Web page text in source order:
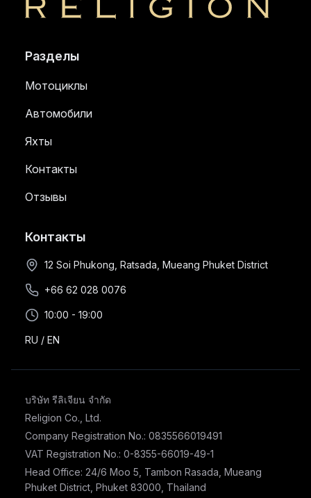
Religion
Разделы
Мотоциклы
Автомобили
Яхты
Контакты
Отзывы
Контакты
12 Soi Phukong, Ratsada, Mueang Phuket District
+66 62 028 0076
10:00 - 19:00
RU / EN
บริษัท รีลิเจียน จำกัด
Religion Co., Ltd.
Company Registration No.: 0835566019491
VAT Registration No.: 0-8355-66019-49-1
Head Office: 24/6 Moo 5, Tambon Rasada, Mueang
Phuket District, Phuket 83000, Thailand